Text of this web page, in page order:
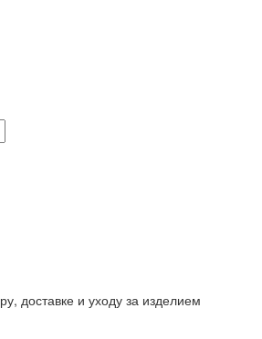
доставке и уходу за изделием